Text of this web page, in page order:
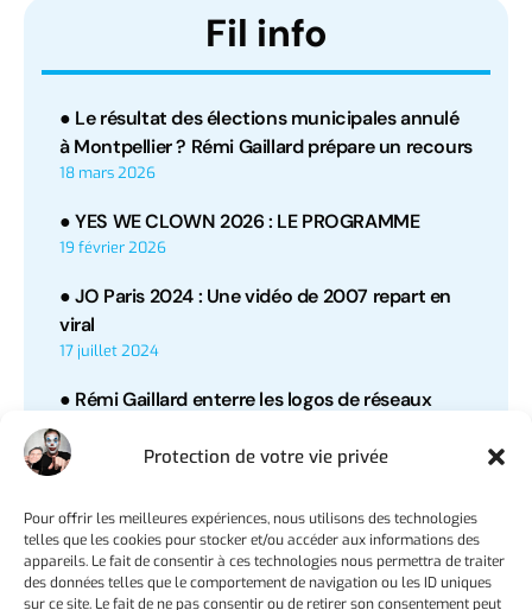
Protection de votre vie privée
Pour offrir les meilleures expériences, nous utilisons des technologies
telles que les cookies pour stocker et/ou accéder aux informations des
appareils. Le fait de consentir à ces technologies nous permettra de traiter
des données telles que le comportement de navigation ou les ID uniques
sur ce site. Le fait de ne pas consentir ou de retirer son consentement peut
Fil info
● Le résultat des élections municipales annulé
à Montpellier ? Rémi Gaillard prépare un recours
18 mars 2026
● YES WE CLOWN 2026 : LE PROGRAMME
19 février 2026
● JO Paris 2024 : Une vidéo de 2007 repart en
viral
17 juillet 2024
● Rémi Gaillard enterre les logos de réseaux
sociaux dans une énigmatique vidéo
1 décembre 2023
Gaillard et la sœur de la victime interpellent
Emmanuel Macron
11 septembre 2023